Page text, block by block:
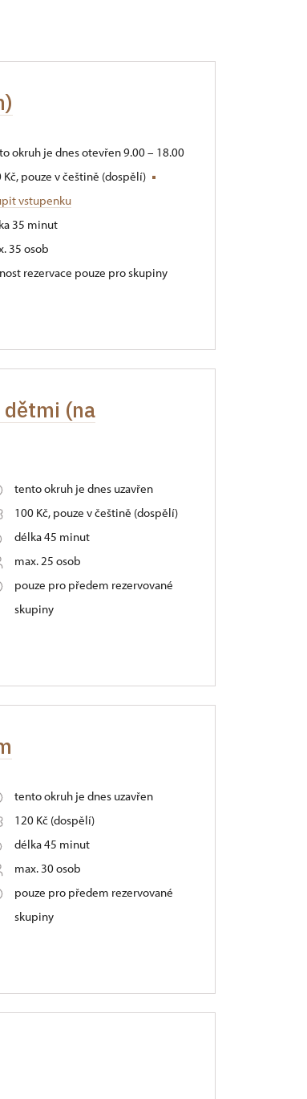
okruh je dnes otevřen 9.00 – 18.00
Kč, pouze v češtině (dospělí)
vstupenku
35 minut
35 osob
rezervace pouze pro skupiny
dětmi (na
tento okruh je dnes uzavřen
100 Kč, pouze v češtině (dospělí)
délka 45 minut
max. 25 osob
pouze pro předem rezervované
skupiny
tento okruh je dnes uzavřen
120 Kč (dospělí)
délka 45 minut
max. 30 osob
pouze pro předem rezervované
skupiny